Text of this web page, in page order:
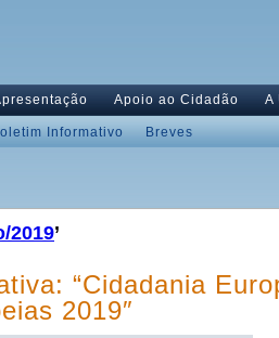
Apoio ao Cidadão A
Informativo Breves
2019’
“Cidadania
2019″